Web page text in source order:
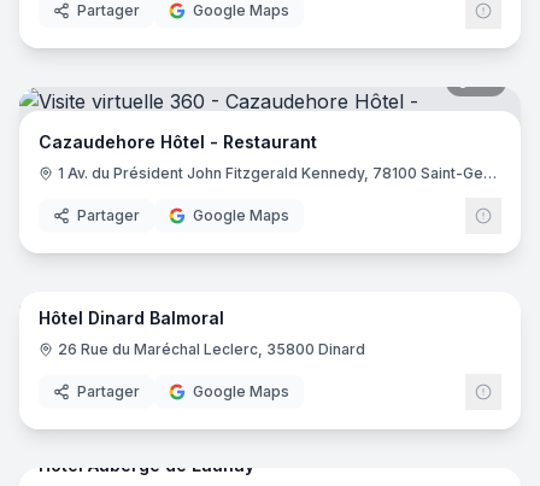
Partager Google Maps
Cazaudehore Hôtel - Restaurant
1 Av. du Président John Fitzgerald Kennedy, 78100 Saint-Germain-en-Laye
Partager Google Maps
17
Hôtel Dinard Balmoral
26 Rue du Maréchal Leclerc, 35800 Dinard
Partager Google Maps
29
Hotel Auberge de Launay